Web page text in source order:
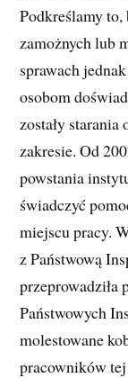
Podkreślamy
zamożnych lub
sprawach
osobom
zostały
zakresie. Od
powstania
świadczyć
miejscu pracy.
z Państwową
przeprowadziła
Państwowych
molestowane
pracowników